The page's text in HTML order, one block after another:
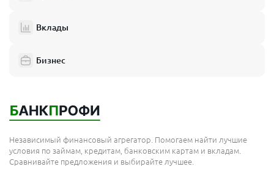
Вклады
Бизнес
Независимый финансовый агрегатор. Помогаем найти лучшие
условия по займам, кредитам, банковским картам и вкладам.
Сравнивайте предложения и выбирайте лучшее.